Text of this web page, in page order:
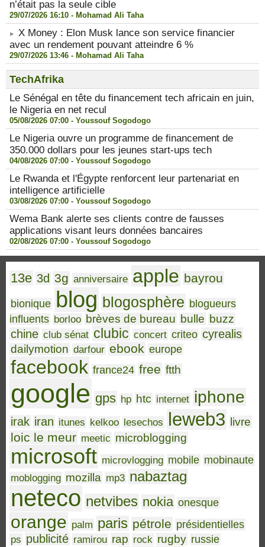
n’était pas la seule cible
29/07/2026 16:10 - Mohamad Ali Taha
X Money : Elon Musk lance son service financier
avec un rendement pouvant atteindre 6 %
29/07/2026 13:46 - Mohamad Ali Taha
TechAfrika
Le Sénégal en tête du financement tech africain en juin,
le Nigeria en net recul
05/08/2026 07:00 - Youssouf Sogodogo
Le Nigeria ouvre un programme de financement de
350.000 dollars pour les jeunes start-ups tech
04/08/2026 07:00 - Youssouf Sogodogo
Le Rwanda et l'Égypte renforcent leur partenariat en
intelligence artificielle
03/08/2026 07:00 - Youssouf Sogodogo
Wema Bank alerte ses clients contre de fausses
applications visant leurs données bancaires
02/08/2026 07:00 - Youssouf Sogodogo
13e 3d 3g anniversaire apple bayrou
bionique blog blogosphère blogueurs
influents borloo brèves de bureau bulle buzz
chine club sénat clubic concert criteo cyrealis
dailymotion darfour ebook europe
facebook france24 free ftth
google gps hp htc internet iphone
irak iran itunes kelkoo lesechos leweb3 livre
loic le meur meetic microblogging
microsoft microvlogging mobile mobinaute
moblogging mozilla mp3 nabaztag
neteco netvibes nokia onesque
orange palm paris pétrole présidentielles
ps publicité ramirou rap rock rugby russie